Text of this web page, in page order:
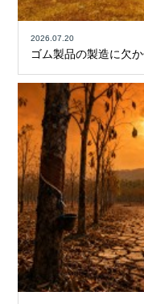
2026.07.20
ゴム製品の製造に欠